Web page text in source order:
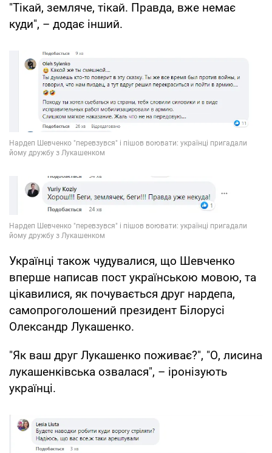
"Тікай, земляче, тікай. Правда, вже немає
куди", – додає інший.
Українці також чудувалися, що Шевченко
вперше написав пост українською мовою, та
цікавилися, як почувається друг нардепа,
самопроголошений президент Білорусі
Олександр Лукашенко.
"Як ваш друг Лукашенко поживає?", "О, лисина
лукашенківська озвалася", – іронізують
українці.